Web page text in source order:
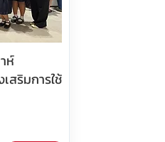
ห์
สริมการใช้